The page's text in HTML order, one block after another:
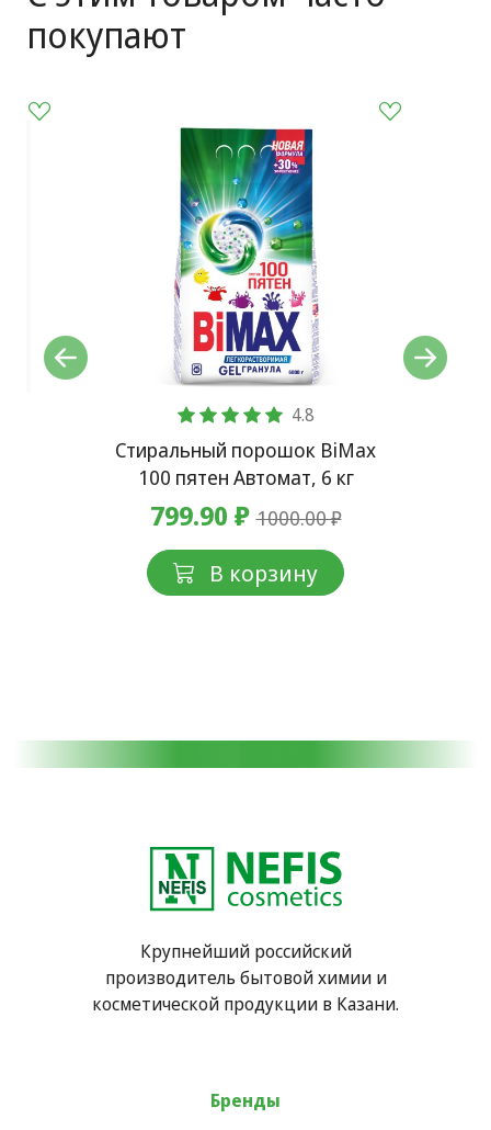
покупают
4.8
Стиральный порошок BiMax
100 пятен Автомат, 6 кг
799.90 ₽1000.00 ₽
В корзину
Крупнейший российский
производитель бытовой химии и
косметической продукции в Казани.
Бренды